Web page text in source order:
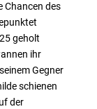
Chancen des
geholt
ihr
Gegner
schienen
der